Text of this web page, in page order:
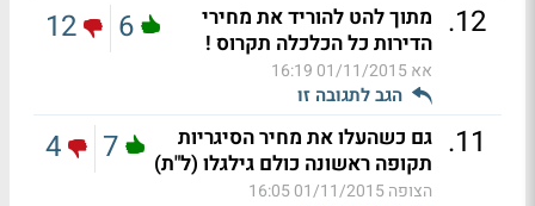
12
. מתוך להט להוריד את מחירי
הדירות כל הכלכלה תקרוס !
אא01/11/2015 16:19
הגב לתגובה זו
6
12
11
. גם כשהעלו את מחיר הסיגריות
תקופה ראשונה כולם גילגלו (ל"ת)
הצופה01/11/2015 16:05
7
4